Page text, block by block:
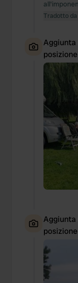
Tradotto da
Aggiunta
posizione
Aggiunta
posizione